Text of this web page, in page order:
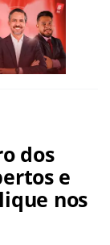
dos
e
nos